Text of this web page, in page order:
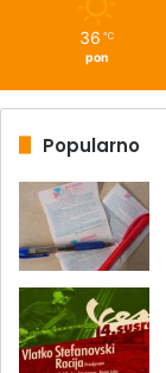
36 ℃
pon
Popularno